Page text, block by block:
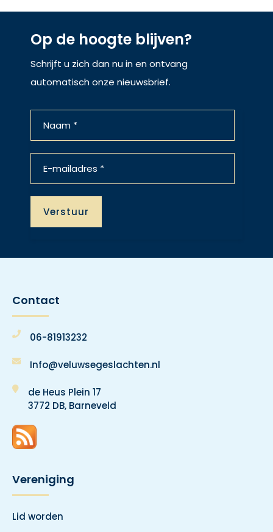
Op de hoogte blijven?
Schrijft u zich dan nu in en ontvang
automatisch onze nieuwsbrief.
Contact
06-81913232
Info@veluwsegeslachten.nl
de Heus Plein 17
3772 DB, Barneveld
Vereniging
Lid worden